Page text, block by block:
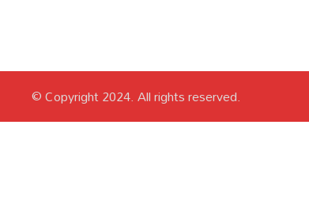
© Copyright 2024. All rights reserved.